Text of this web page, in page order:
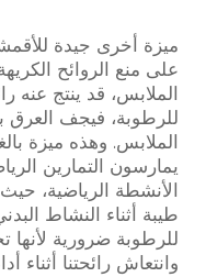
ميزة أخرى جيدة
على منع الروائح
الملابس، قد ينتج عنه
للرطوبة، فيجف
الملابس. وهذه ميزة
يمارسون التمارين
الأنشطة الرياضية،
طيبة أثناء النشاط
للرطوبة ضرورية لأنها
وانتعاش رائحتنا أثناء